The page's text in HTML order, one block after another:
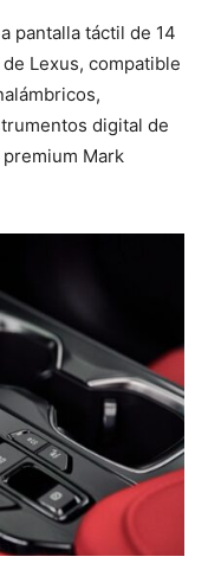
pantalla táctil de 14
Lexus, compatible
digital de
Mark